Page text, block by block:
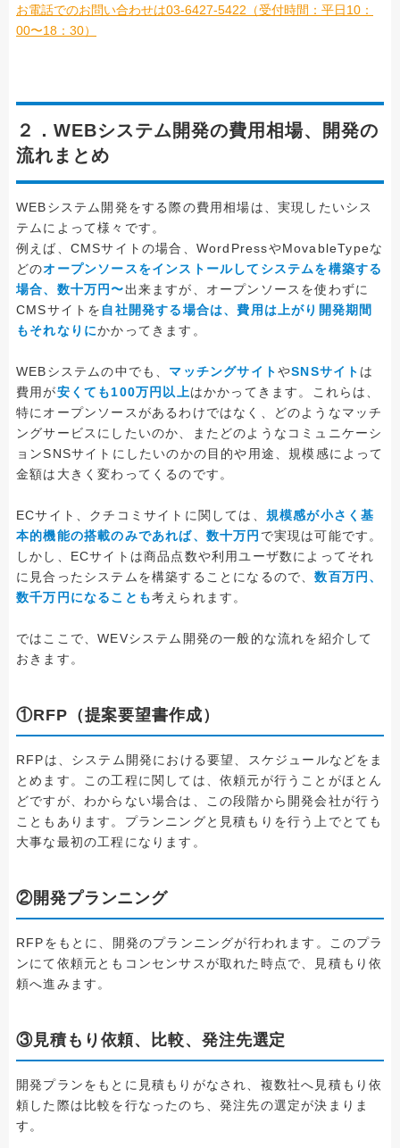
お電話でのお問い合わせは03-6427-5422（受付時間：平日10：
00〜18：30）
２．WEBシステム開発の費用相場、開発の
流れまとめ
WEBシステム開発をする際の費用相場は、実現したいシス
テムによって様々です。
例えば、CMSサイトの場合、WordPressやMovableTypeな
どのオープンソースをインストールしてシステムを構築する
場合、数十万円〜出来ますが、オープンソースを使わずに
CMSサイトを 自社開発する場合は、費用は上がり開発期間
もそれなりにかかってきます。
WEBシステムの中でも、 マッチングサイトやSNSサイト は
費用が安くても100万円以上はかかってきます。これらは、
特にオープンソースがあるわけではなく、どのようなマッチ
ングサービスにしたいのか、またどのようなコミュニケーシ
ョンSNSサイトにしたいのかの目的や用途、規模感によって
金額は大きく変わってくるのです。
ECサイト、クチコミサイトに関しては、 規模感が小さく基
本的機能の搭載のみであれば、数十万円 で実現は可能です。
しかし、ECサイトは商品点数や利用ユーザ数によってそれ
に見合ったシステムを構築することになるので、数百万円、
数千万円になることも考えられます。
ではここで、WEVシステム開発の一般的な流れを紹介して
おきます。
①RFP（提案要望書作成）
RFPは、システム開発における要望、スケジュールなどをま
とめます。この工程に関しては、依頼元が行うことがほとん
どですが、わからない場合は、この段階から開発会社が行う
こともあります。プランニングと見積もりを行う上でとても
大事な最初の工程になります。
②開発プランニング
RFPをもとに、開発のプランニングが行われます。このプラ
ンにて依頼元ともコンセンサスが取れた時点で、見積もり依
頼へ進みます。
③見積もり依頼、比較、発注先選定
開発プランをもとに見積もりがなされ、複数社へ見積もり依
頼した際は比較を行なったのち、発注先の選定が決まりま
す。